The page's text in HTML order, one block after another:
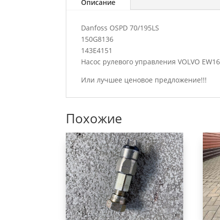
Описание
Danfoss OSPD 70/195LS
150G8136
143E4151
Насос рулевого управления VOLVO
Или лучшее ценовое предложение!!!
Похожие